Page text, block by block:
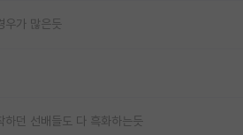
우가 많은듯
던 선배들도 다 흑화하는듯